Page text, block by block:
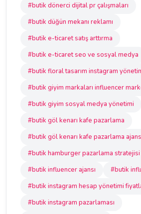
#butik dönerci dijital pr çalışmaları
#butik düğün mekanı reklamı
#butik e-ticaret satış arttırma
#butik e-ticaret seo ve sosyal medya
#butik floral tasarım instagram
#butik giyim markaları influencer
#butik giyim sosyal medya yönetimi
#butik göl kenarı kafe pazarlama
#butik göl kenarı kafe pazarlama
#butik hamburger pazarlama stratejisi
#butik influencer ajansı
#butik
#butik instagram hesap yönetimi
#butik instagram pazarlaması